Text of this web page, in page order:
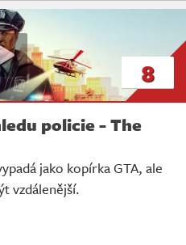
8
policie - The
jako kopírka GTA, ale
vzdálenější.